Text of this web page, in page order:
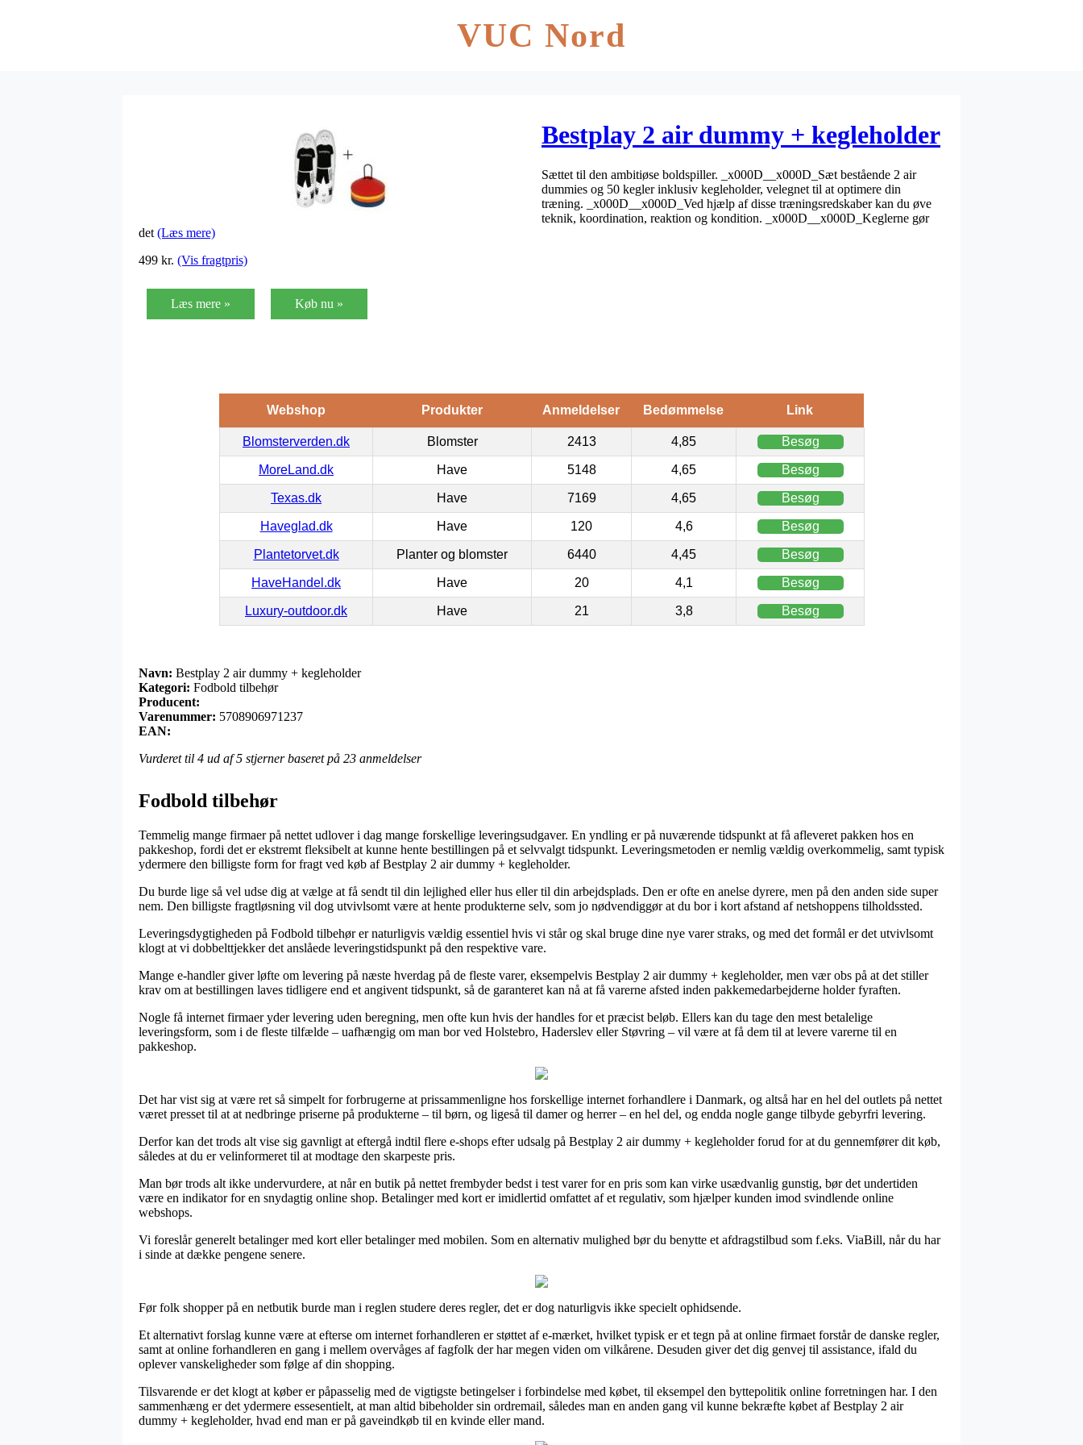
VUC Nord
Bestplay 2 air dummy + kegleholder
Sættet til den ambitiøse boldspiller. _x000D__x000D_Sæt bestående 2 air
dummies og 50 kegler inklusiv kegleholder, velegnet til at optimere din
træning. _x000D__x000D_Ved hjælp af disse træningsredskaber kan du øve
teknik, koordination, reaktion og kondition. _x000D__x000D_Keglerne gør
det (Læs mere)
499 kr. (Vis fragtpris)
Læs mere » Køb nu »
Webshop Produkter Anmeldelser Bedømmelse Link
Blomsterverden.dk Blomster 2413 4,85 Besøg
MoreLand.dk Have 5148 4,65 Besøg
Texas.dk Have 7169 4,65 Besøg
Haveglad.dk Have 120 4,6 Besøg
Plantetorvet.dk Planter og blomster 6440 4,45 Besøg
HaveHandel.dk Have 20 4,1 Besøg
Luxury-outdoor.dk Have 21 3,8 Besøg
Navn: Bestplay 2 air dummy + kegleholder
Kategori: Fodbold tilbehør
Producent:
Varenummer: 5708906971237
EAN:
Vurderet til 4 ud af 5 stjerner baseret på 23 anmeldelser
Fodbold tilbehør
Temmelig mange firmaer på nettet udlover i dag mange forskellige leveringsudgaver. En yndling er på nuværende tidspunkt at få afleveret pakken hos en
pakkeshop, fordi det er ekstremt fleksibelt at kunne hente bestillingen på et selvvalgt tidspunkt. Leveringsmetoden er nemlig vældig overkommelig, samt typisk
ydermere den billigste form for fragt ved køb af Bestplay 2 air dummy + kegleholder.
Du burde lige så vel udse dig at vælge at få sendt til din lejlighed eller hus eller til din arbejdsplads. Den er ofte en anelse dyrere, men på den anden side super
nem. Den billigste fragtløsning vil dog utvivlsomt være at hente produkterne selv, som jo nødvendiggør at du bor i kort afstand af netshoppens tilholdssted.
Leveringsdygtigheden på Fodbold tilbehør er naturligvis vældig essentiel hvis vi står og skal bruge dine nye varer straks, og med det formål er det utvivlsomt
klogt at vi dobbelttjekker det anslåede leveringstidspunkt på den respektive vare.
Mange e-handler giver løfte om levering på næste hverdag på de fleste varer, eksempelvis Bestplay 2 air dummy + kegleholder, men vær obs på at det stiller
krav om at bestillingen laves tidligere end et angivent tidspunkt, så de garanteret kan nå at få varerne afsted inden pakkemedarbejderne holder fyraften.
Nogle få internet firmaer yder levering uden beregning, men ofte kun hvis der handles for et præcist beløb. Ellers kan du tage den mest betalelige
leveringsform, som i de fleste tilfælde – uafhængig om man bor ved Holstebro, Haderslev eller Støvring – vil være at få dem til at levere varerne til en
pakkeshop.
Det har vist sig at være ret så simpelt for forbrugerne at prissammenligne hos forskellige internet forhandlere i Danmark, og altså har en hel del outlets på nettet
været presset til at at nedbringe priserne på produkterne – til børn, og ligeså til damer og herrer – en hel del, og endda nogle gange tilbyde gebyrfri levering.
Derfor kan det trods alt vise sig gavnligt at eftergå indtil flere e-shops efter udsalg på Bestplay 2 air dummy + kegleholder forud for at du gennemfører dit køb,
således at du er velinformeret til at modtage den skarpeste pris.
Man bør trods alt ikke undervurdere, at når en butik på nettet frembyder bedst i test varer for en pris som kan virke usædvanlig gunstig, bør det undertiden
være en indikator for en snydagtig online shop. Betalinger med kort er imidlertid omfattet af et regulativ, som hjælper kunden imod svindlende online
webshops.
Vi foreslår generelt betalinger med kort eller betalinger med mobilen. Som en alternativ mulighed bør du benytte et afdragstilbud som f.eks. ViaBill, når du har
i sinde at dække pengene senere.
Før folk shopper på en netbutik burde man i reglen studere deres regler, det er dog naturligvis ikke specielt ophidsende.
Et alternativt forslag kunne være at efterse om internet forhandleren er støttet af e-mærket, hvilket typisk er et tegn på at online firmaet forstår de danske regler,
samt at online forhandleren en gang i mellem overvåges af fagfolk der har megen viden om vilkårene. Desuden giver det dig genvej til assistance, ifald du
oplever vanskeligheder som følge af din shopping.
Tilsvarende er det klogt at køber er påpasselig med de vigtigste betingelser i forbindelse med købet, til eksempel den byttepolitik online forretningen har. I den
sammenhæng er det ydermere essesentielt, at man altid bibeholder sin ordremail, således man en anden gang vil kunne bekræfte købet af Bestplay 2 air
dummy + kegleholder, hvad end man er på gaveindkøb til en kvinde eller mand.